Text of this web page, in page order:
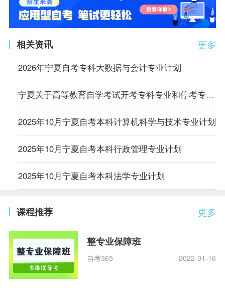
更多
相关资讯
2026年宁夏自考专科大数据与会计专业计划
宁夏关于高等教育自学考试开考专科专业和停考专业有关事项的通告
2025年10月宁夏自考本科计算机科学与技术专业计划
2025年10月宁夏自考本科行政管理专业计划
2025年10月宁夏自考本科法学专业计划
更多
课程推荐
整专业保障班
自考365 2022-01-16